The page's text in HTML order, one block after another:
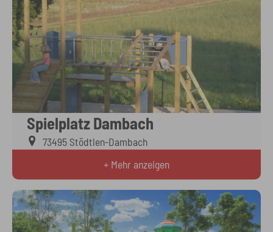
Spielplatz Dambach
73495 Stödtlen-Dambach
+ Mehr anzeigen